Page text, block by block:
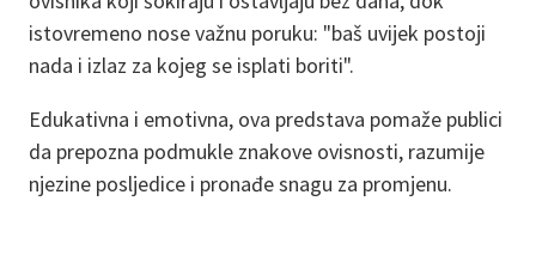
istovremeno nose važnu poruku: "baš uvijek postoji
nada i izlaz za kojeg se isplati boriti".
Edukativna i emotivna, ova predstava pomaže publici
da prepozna podmukle znakove ovisnosti, razumije
njezine posljedice i pronađe snagu za promjenu.